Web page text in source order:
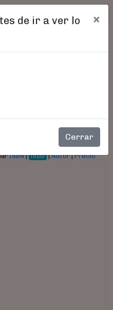
de ir a ver lo
×
Cerrar
ISBN| Título |Autor|Precio